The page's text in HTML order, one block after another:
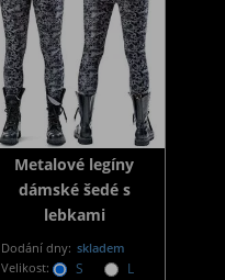
Metalové legíny
dámské šedé s
lebkami
Dodání dny: skladem
Velikost:
S
L